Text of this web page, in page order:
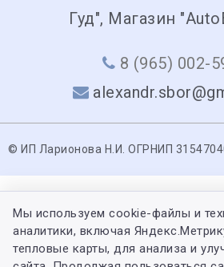
Гуд", Магазин
8 (965) 002-
© ИП Ларионова Н.И. ОГРНИП
Мы используем cookie-файлы и
аналитики, включая
тепловые карты, для анализа и